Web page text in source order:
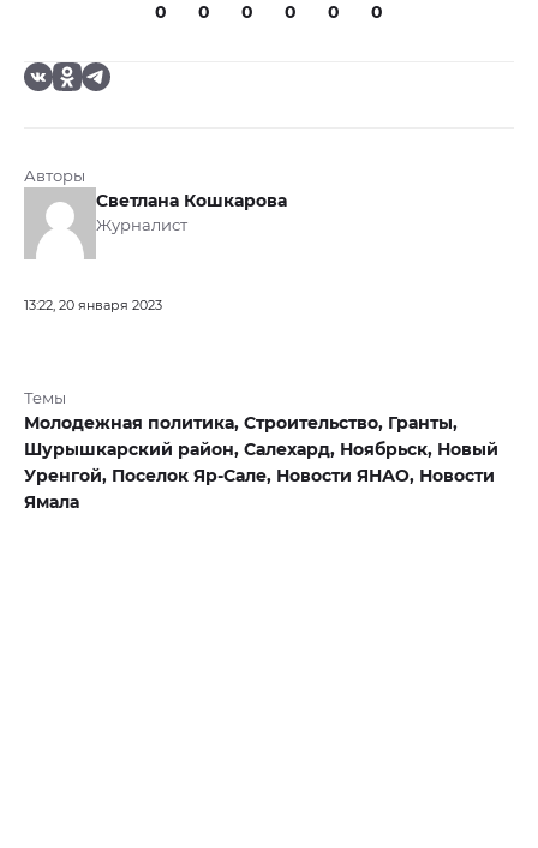
0 0 0 0 0 0
Авторы
Светлана Кошкарова
Журналист
13:22, 20 января 2023
Темы
Молодежная политика, Строительство, Гранты,
Шурышкарский район, Салехард, Ноябрьск, Новый
Уренгой, Поселок Яр-Сале, Новости ЯНАО, Новости
Ямала